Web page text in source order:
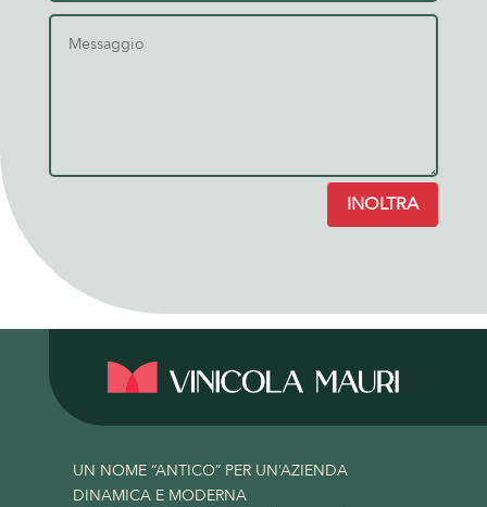
INOLTRA
UN NOME “ANTICO” PER UN’AZIENDA
DINAMICA E MODERNA